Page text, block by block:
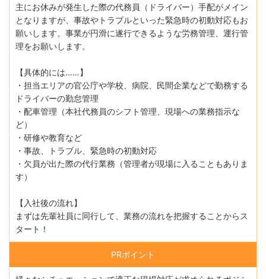
主にお休みが発生した際の代務員（ドライバー）手配がメイン
となりますが、事故やトラブルといった緊急時の初動対応もお
願いします。事業が円滑に遂行できるような労務管理、運行管
理をお願いします。
【具体的には……】
・担当エリアの官公庁や学校、病院、民間企業などで勤務する
ドライバーの勤怠管理
・配車管理（本社代務員のシフト管理、現場への業務指示な
ど）
・研修や教育など
・事故、トラブル、緊急時の初動対応
・欠員が出た際の代行業務（管理者が現場に入ることもありま
す）
【入社後の流れ】
まずは先輩社員に同行して、業務の流れを把握することからス
タート！
PRポイント